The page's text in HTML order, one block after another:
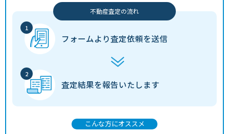
不動産査定の流れ
フォームより査定依頼を送信
査定結果を報告いたします
こんな方にオススメ